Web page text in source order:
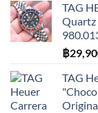
TAG
Quartz
฿
TAG